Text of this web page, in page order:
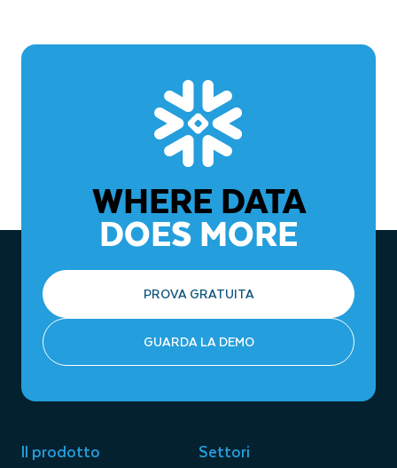
Snowflakeper scoprire e monetizzare dati e applicazioni.
una piattaforma unificata per dati,
applicazioni e AI semplifica l’architettura.
data consumer accedono direttamente ai dati live.
Marketplace Snowflake, che fornisce accesso diretto
ai dati di terze parti, riducendo le attività di
, che riduce i costi di storage e
accelera il provisioning degli ambienti di sviluppo e
test, evitando la duplicazione dei dati.
connettori e integrazione nativa, che semplificano la
connessione a varie fonti di dati.
WHERE DATA
DOES MORE
PROVA GRATUITA
GUARDA LA DEMO
Il prodotto Settori